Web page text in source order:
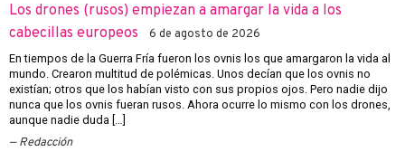
Los drones (rusos) empiezan a amargar la vida a los
cabecillas europeos
6 de agosto de 2026
En tiempos de la Guerra Fría fueron los ovnis los que amargaron la vida al
mundo. Crearon multitud de polémicas. Unos decían que los ovnis no
existían; otros que los habían visto con sus propios ojos. Pero nadie dijo
nunca que los ovnis fueran rusos. Ahora ocurre lo mismo con los drones,
aunque nadie duda […]
Redacción